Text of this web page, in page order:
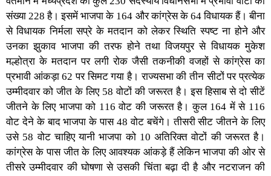
संख्या 228 है। इसमें भाजपा के 164 और कांग्रेस के 64 विधायक हैं। बीना
से विधायक निर्मला सप्रे के मतदान को लेकर स्थिति स्पष्ट ना होने और
उनका झुकाव भाजपा की तरफ होने तथा विजयपुर से विधायक मुकेश
मल्होत्रा के मतदान पर लगी रोक जैसी तकनीकी वजहों से कांग्रेस का
प्रभावी आंकड़ा 62 पर सिमट गया है। राज्यसभा की तीन सीटों पर प्रत्येक
उम्मीदवार को जीत के लिए 58 वोटों की जरूरत है। इस हिसाब से दो सीटें
जीतने के लिए भाजपा को 116 वोट की जरूरत है। कुल 164 में से 116
वोट देने के बाद भाजपा के पास 48 वोट बचेंगे। तीसरी सीट जीतने के लिए
उसे 58 वोट चाहिए यानी भाजपा को 10 अतिरिक्त वोटों की जरूरत है।
कांग्रेस के पास जीत के लिए आवश्यक आंकड़े हैं लेकिन भाजपा की ओर से
तीसरे उम्मीदवार की घोषणा से उसकी चिंता बढ़ा दी है और नटराजन की